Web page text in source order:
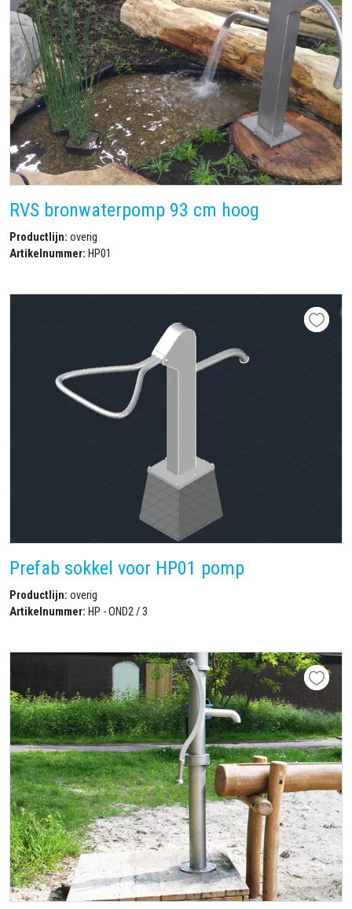
RVS bronwaterpomp 93 cm hoog
Productlijn: overig
Artikelnummer: HP01
Prefab sokkel voor HP01 pomp
Productlijn: overig
Artikelnummer: HP - OND2 / 3